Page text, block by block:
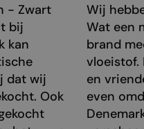
- Zwart
bij
kan
dat wij
Ook
Wij
Wat een
brand
vloeistof.
en
even